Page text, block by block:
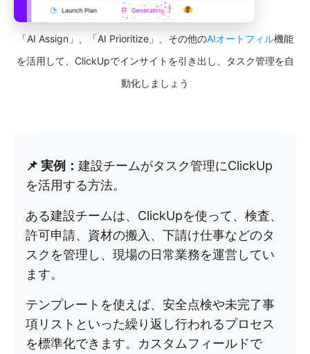
「AI Assign」、「AI Prioritize」、その他のAIオートフィル機能
を活用して、ClickUpでインサイトを引き出し、タスク管理を自
動化しましょう
📌 実例： 建設チームがタスク管理にClickUp
を活用する方法。
ある建設チームは、ClickUpを使って、検査、
許可申請、資材の搬入、下請け仕事などのタ
スクを管理し、現場の日常業務を運営してい
ます。
テンプレートを使えば、安全点検や未完了事
項リストといった繰り返し行われるプロセス
を標準化できます。カスタムフィールドで